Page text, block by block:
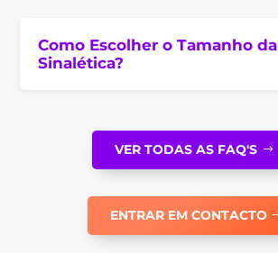
Como Escolher o Tamanho da
Sinalética?
VER TODAS AS FAQ'S
ENTRAR EM CONTACTO